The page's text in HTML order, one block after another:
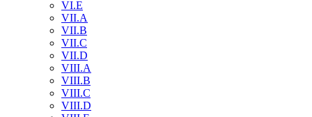
VI.E
VII.A
VII.B
VII.C
VII.D
VIII.A
VIII.B
VIII.C
VIII.D